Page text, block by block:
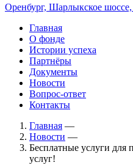
Оренбург, Шарлыкское шоссе,
Главная
О фонде
Истории успеха
Партнёры
Документы
Новости
Вопрос-ответ
Контакты
Главная —
Новости —
Бесплатные услуги для
услуг!